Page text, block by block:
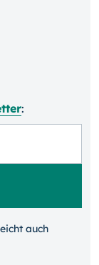
:
auch